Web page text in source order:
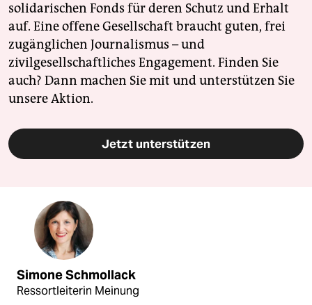
solidarischen Fonds für deren Schutz und Erhalt
auf. Eine offene Gesellschaft braucht guten, frei
zugänglichen Journalismus – und
zivilgesellschaftliches Engagement. Finden Sie
auch? Dann machen Sie mit und unterstützen Sie
unsere Aktion.
Jetzt unterstützen
Simone Schmollack
Ressortleiterin Meinung